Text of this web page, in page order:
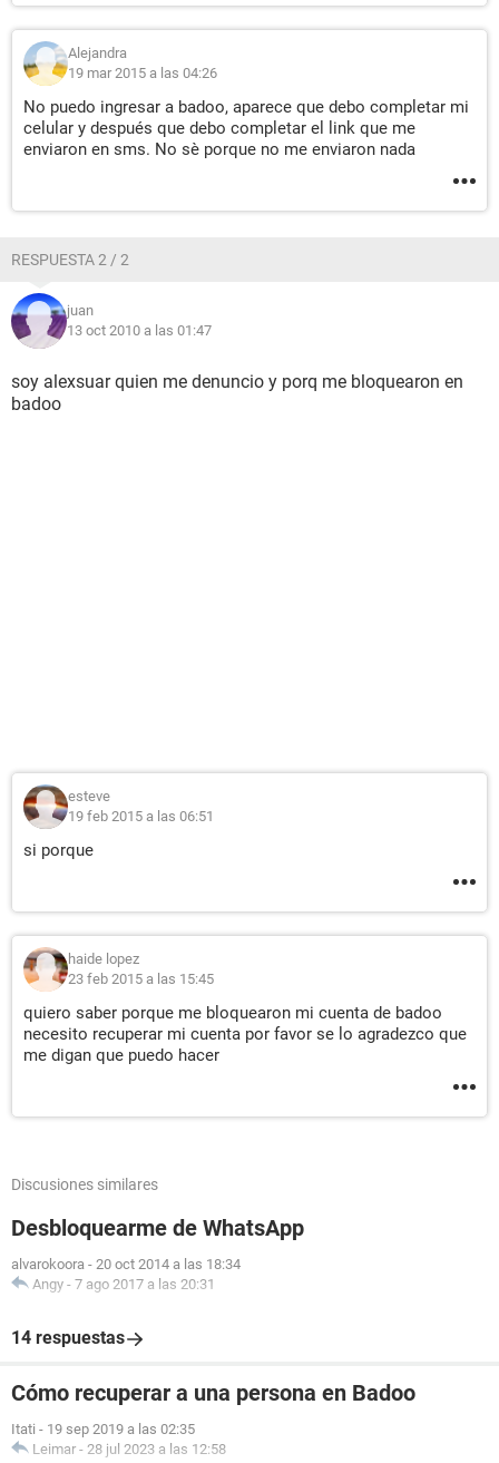
Alejandra
19 mar 2015 a las 04:26
No puedo ingresar a badoo, aparece que debo completar mi
celular y después que debo completar el link que me
enviaron en sms. No sè porque no me enviaron nada
RESPUESTA 2 / 2
juan
13 oct 2010 a las 01:47
soy alexsuar quien me denuncio y porq me bloquearon en
badoo
esteve
19 feb 2015 a las 06:51
si porque
haide lopez
23 feb 2015 a las 15:45
quiero saber porque me bloquearon mi cuenta de badoo
necesito recuperar mi cuenta por favor se lo agradezco que
me digan que puedo hacer
Discusiones similares
Desbloquearme de WhatsApp
alvarokoora - 20 oct 2014 a las 18:34
Angy - 7 ago 2017 a las 20:31
14 respuestas
Cómo recuperar a una persona en Badoo
Itati - 19 sep 2019 a las 02:35
Leimar - 28 jul 2023 a las 12:58